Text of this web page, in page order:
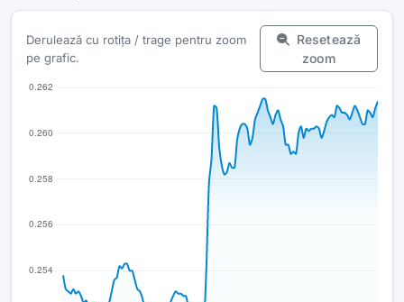
Derulează cu rotița / trage pentru zoom
pe grafic.
Resetează
zoom